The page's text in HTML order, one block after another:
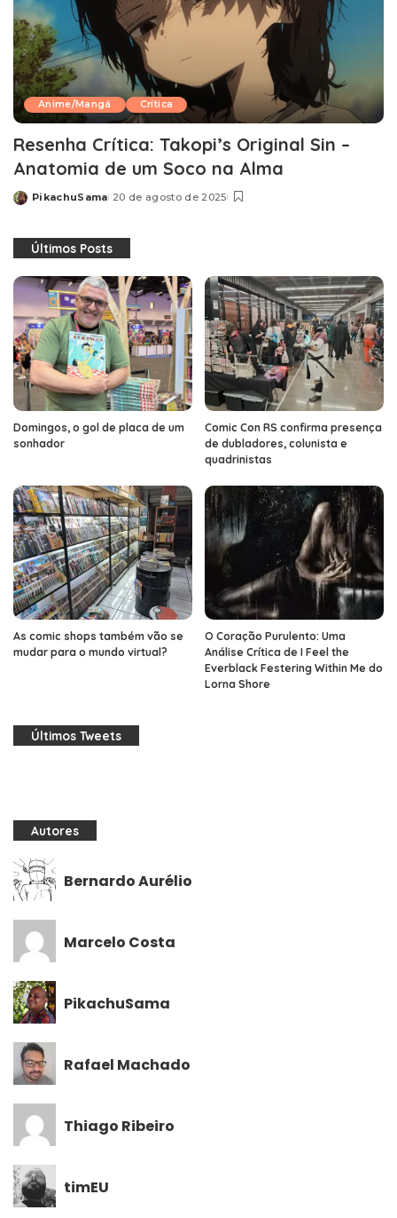
Anime/Mangá Crítica
Resenha Crítica: Takopi’s Original Sin –
Anatomia de um Soco na Alma
Posted
PikachuSama 20 de agosto de 2025
Últimos Posts
Domingos, o gol de placa de um
sonhador
Comic Con RS confirma presença
de dubladores, colunista e
quadrinistas
As comic shops também vão se
mudar para o mundo virtual?
O Coração Purulento: Uma
Análise Crítica de I Feel the
Everblack Festering Within Me do
Lorna Shore
Últimos Tweets
Autores
Bernardo Aurélio
Marcelo Costa
PikachuSama
Rafael Machado
Thiago Ribeiro
timEU